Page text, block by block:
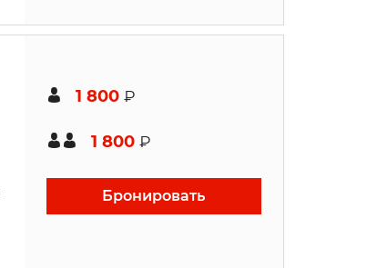
1 800 ₽
1 800 ₽
Бронировать